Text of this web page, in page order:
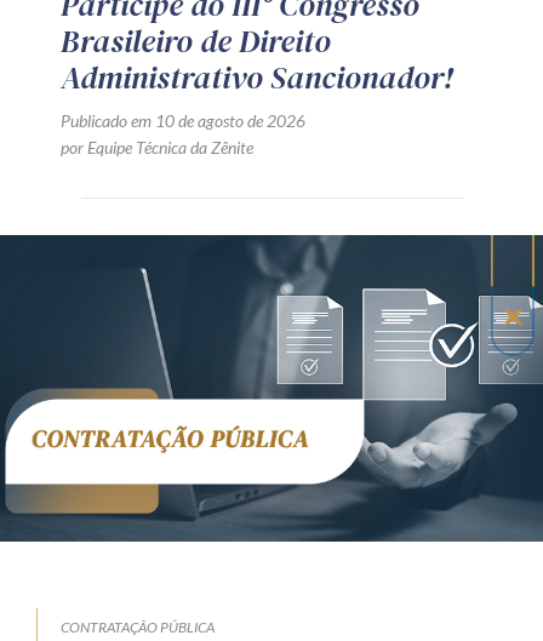
Brasileiro de Direito
Administrativo Sancionador!
Publicado em 10 de agosto de 2026
por Equipe Técnica da Zênite
CONTRATAÇÃO PÚBLICA